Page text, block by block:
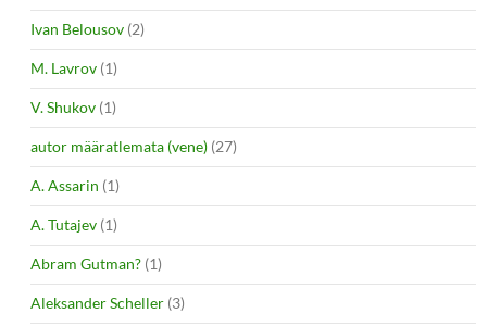
Ivan Belousov (2)
M. Lavrov (1)
V. Shukov (1)
autor määratlemata (vene) (27)
A. Assarin (1)
A. Tutajev (1)
Abram Gutman? (1)
Aleksander Scheller (3)